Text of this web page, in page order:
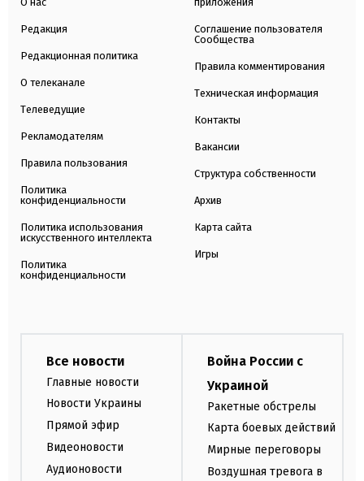
Редакция
Редакционная политика
О телеканале
Телеведущие
Рекламодателям
Правила пользования
Политика
конфиденциальности
Политика использования
искусственного интеллекта
Политика
конфиденциальности
Соглашение пользователя
Сообщества
Правила комментирования
Техническая информация
Контакты
Вакансии
Структура собственности
Архив
Карта сайта
Игры
Все новости
Главные новости
Новости Украины
Прямой эфир
Видеоновости
Аудионовости
Война России с
Украиной
Ракетные обстрелы
Карта боевых действий
Мирные переговоры
Воздушная тревога в